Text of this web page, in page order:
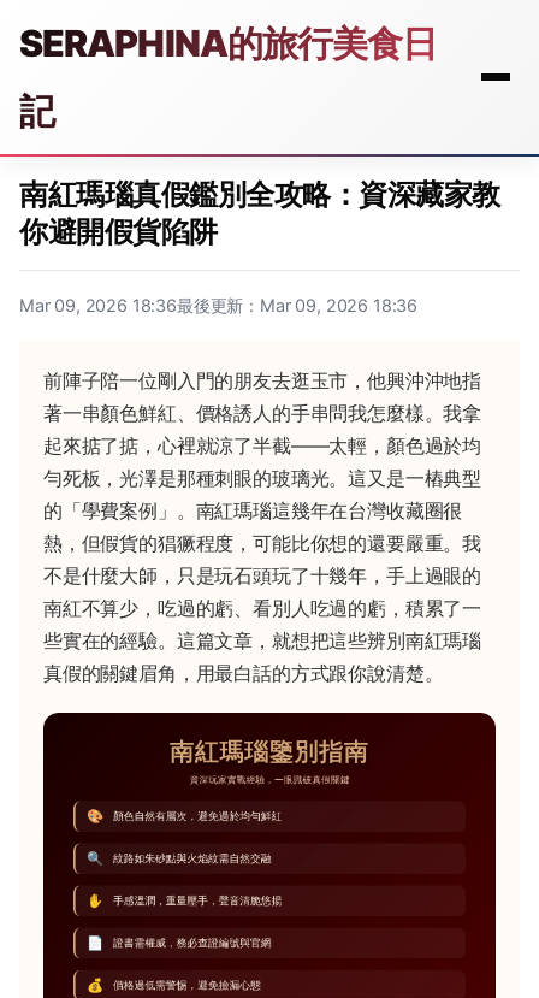
SERAPHINA的旅行美食日
記
南紅瑪瑙真假鑑別全攻略：資深藏家教
你避開假貨陷阱
Mar 09, 2026 18:36最後更新：Mar 09, 2026 18:36
前陣子陪一位剛入門的朋友去逛玉市，他興沖沖地指
著一串顏色鮮紅、價格誘人的手串問我怎麼樣。我拿
起來掂了掂，心裡就涼了半截——太輕，顏色過於均
勻死板，光澤是那種刺眼的玻璃光。這又是一樁典型
的「學費案例」。南紅瑪瑙這幾年在台灣收藏圈很
熱，但假貨的猖獗程度，可能比你想的還要嚴重。我
不是什麼大師，只是玩石頭玩了十幾年，手上過眼的
南紅不算少，吃過的虧、看別人吃過的虧，積累了一
些實在的經驗。這篇文章，就想把這些辨別南紅瑪瑙
真假的關鍵眉角，用最白話的方式跟你說清楚。